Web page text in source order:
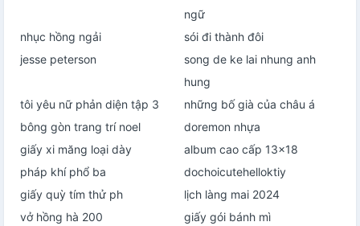
ngữ
nhục hồng ngải
sói đi thành đôi
jesse peterson
song de ke lai nhung anh
hung
tôi yêu nữ phản diện tập 3
những bố già của châu á
bông gòn trang trí noel
doremon nhựa
giấy xi măng loại dày
album cao cấp 13x18
pháp khí phổ ba
dochoicutehelloktiy
giấy quỳ tím thử ph
lịch làng mai 2024
vở hồng hà 200
giấy gói bánh mì